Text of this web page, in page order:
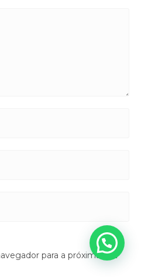
para a próxima vez